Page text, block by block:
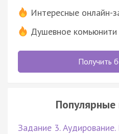
Интересные онлайн-
Душевное комьюнити
Получить
Задание 3.